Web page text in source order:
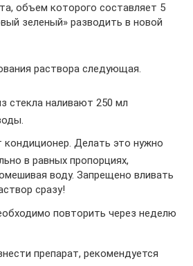
объем которого составляет 5
зеленый» разводить в новой
раствора следующая.
стекла наливают 250 мл
кондиционер. Делать это нужно
в равных пропорциях,
воду. Запрещено вливать
сразу!
повторить через неделю
препарат, рекомендуется